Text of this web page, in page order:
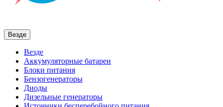
Везде
Везде
Аккумуляторные батареи
Блоки питания
Бензогенераторы
Диоды
Дизельные генераторы